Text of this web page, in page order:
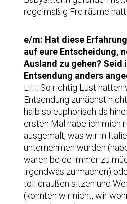
regelmäßig Freiräume
e/m: Hat diese
auf eure Entscheidung,
Ausland zu gehen? Seid
Entsendung anders
Lilli: So richtig Lust
Entsendung zunächst
halb so euphorisch da
ersten Mal habe ich mich
ausgemalt, was wir in
unternehmen würden
waren beide immer zu
irgendwas zu machen)
toll draußen sitzen und
(konnten wir nicht, wir